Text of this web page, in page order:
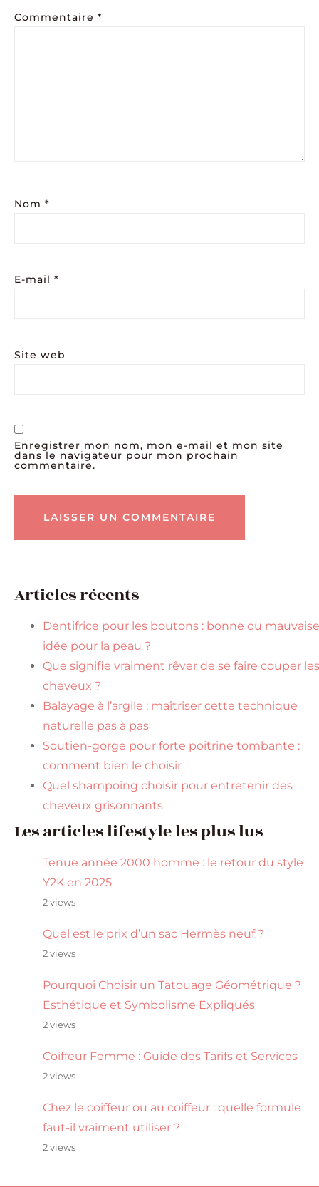
Commentaire *
Nom *
E-mail *
Site web
Enregistrer mon nom, mon e-mail et mon site
dans le navigateur pour mon prochain
commentaire.
Articles récents
Dentifrice pour les boutons : bonne ou mauvaise
idée pour la peau ?
Que signifie vraiment rêver de se faire couper les
cheveux ?
Balayage à l’argile : maîtriser cette technique
naturelle pas à pas
Soutien-gorge pour forte poitrine tombante :
comment bien le choisir
Quel shampoing choisir pour entretenir des
cheveux grisonnants
Les articles lifestyle les plus lus
Tenue année 2000 homme : le retour du style
Y2K en 2025
2 views
Quel est le prix d’un sac Hermès neuf ?
2 views
Pourquoi Choisir un Tatouage Géométrique ?
Esthétique et Symbolisme Expliqués
2 views
Coiffeur Femme : Guide des Tarifs et Services
2 views
Chez le coiffeur ou au coiffeur : quelle formule
faut-il vraiment utiliser ?
2 views